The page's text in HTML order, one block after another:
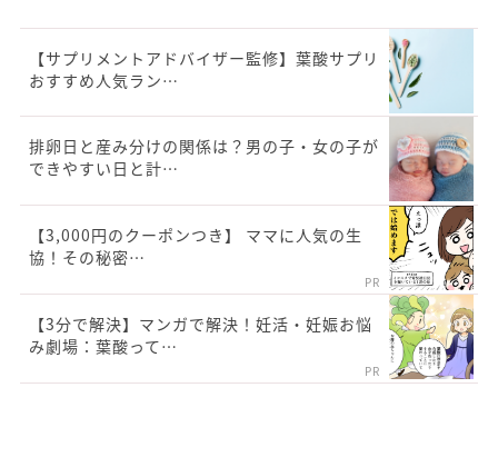
【サプリメントアドバイザー監修】葉酸サプリ
おすすめ人気ラン…
排卵日と産み分けの関係は？男の子・女の子が
できやすい日と計…
【3,000円のクーポンつき】 ママに人気の生
協！その秘密…
PR
【3分で解決】マンガで解決！妊活・妊娠お悩
み劇場：葉酸って…
PR